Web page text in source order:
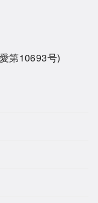
第10693号)